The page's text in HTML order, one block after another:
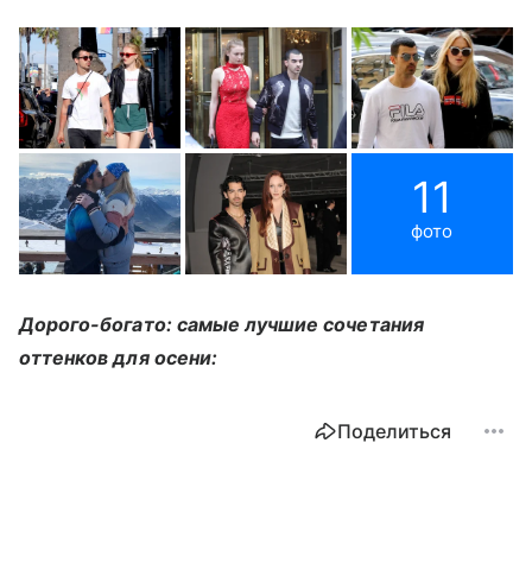
11
фото
Дорого-богато: самые лучшие сочетания
оттенков для осени:
Поделиться